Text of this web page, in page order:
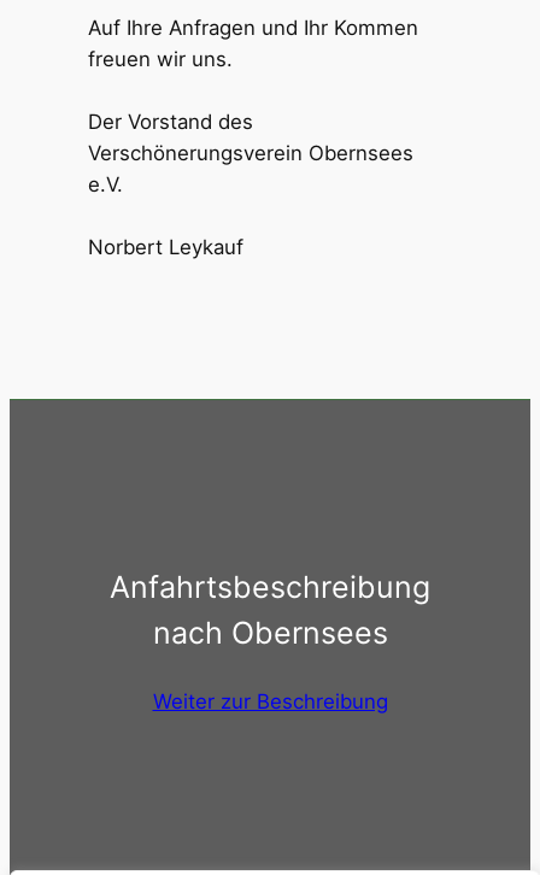
Auf Ihre Anfragen und Ihr Kommen
freuen wir uns.
Der Vorstand des
Verschönerungsverein Obernsees
e.V.
Norbert Leykauf
Anfahrtsbeschreibung
nach Obernsees
Weiter zur Beschreibung